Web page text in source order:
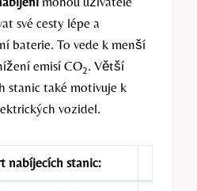
své cesty lépe a
baterie. To vede k menší
emisí CO2. Větší
stanic také motivuje k
vozidel.
nabíjecích stanic: